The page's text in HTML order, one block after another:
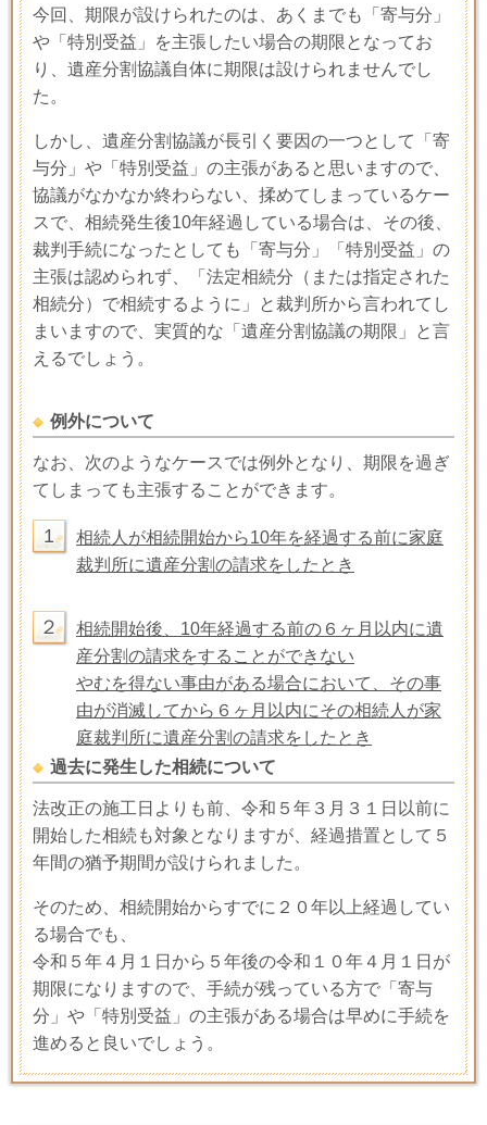
今回、期限が設けられたのは、あくまでも「寄与分」
や「特別受益」を主張したい場合の期限となってお
り、遺産分割協議自体に期限は設けられませんでし
た。
しかし、遺産分割協議が長引く要因の一つとして「寄
与分」や「特別受益」の主張があると思いますので、
協議がなかなか終わらない、揉めてしまっているケー
スで、相続発生後10年経過している場合は、その後、
裁判手続になったとしても「寄与分」「特別受益」の
主張は認められず、「法定相続分（または指定された
相続分）で相続するように」と裁判所から言われてし
まいますので、実質的な「遺産分割協議の期限」と言
えるでしょう。
例外について
なお、次のようなケースでは例外となり、期限を過ぎ
てしまっても主張することができます。
1
相続人が相続開始から10年を経過する前に家庭
裁判所に遺産分割の請求をしたとき
２
相続開始後、10年経過する前の６ヶ月以内に遺
産分割の請求をすることができない
やむを得ない事由がある場合において、その事
由が消滅してから６ヶ月以内にその相続人が家
庭裁判所に遺産分割の請求をしたとき
過去に発生した相続について
法改正の施工日よりも前、令和５年３月３１日以前に
開始した相続も対象となりますが、経過措置として５
年間の猶予期間が設けられました。
そのため、相続開始からすでに２０年以上経過してい
る場合でも、
令和５年４月１日から５年後の令和１０年４月１日が
期限になりますので、手続が残っている方で「寄与
分」や「特別受益」の主張がある場合は早めに手続を
進めると良いでしょう。